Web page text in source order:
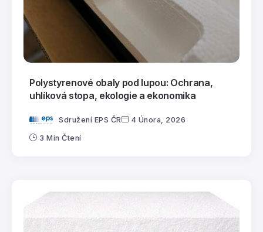
Polystyrenové obaly pod lupou: Ochrana,
uhlíková stopa, ekologie a ekonomika
Sdružení EPS ČR 4 Února, 2026
3 Min Čtení